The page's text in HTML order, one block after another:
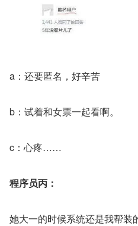
a：还要匿名，好辛苦
b：试着和女票一起看啊。
c：心疼……
程序员丙：
她大一的时候系统还是我帮装